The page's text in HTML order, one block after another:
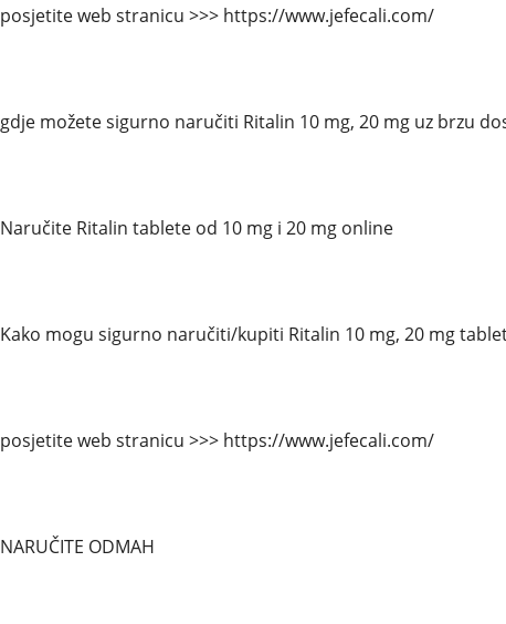
posjetite web stranicu >>> https://www.jefecali.com/
gdje možete sigurno naručiti Ritalin 10 mg, 20 mg uz brzu
Naručite Ritalin tablete od 10 mg i 20 mg online
Kako mogu sigurno naručiti/kupiti Ritalin 10 mg, 20 mg
posjetite web stranicu >>> https://www.jefecali.com/
NARUČITE ODMAH